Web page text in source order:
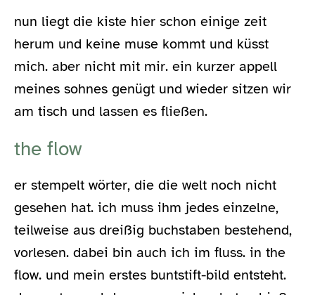
nun liegt die kiste hier schon einige zeit
herum und keine muse kommt und küsst
mich. aber nicht mit mir. ein kurzer appell
meines sohnes genügt und wieder sitzen wir
am tisch und lassen es fließen.
the flow
er stempelt wörter, die die welt noch nicht
gesehen hat. ich muss ihm jedes einzelne,
teilweise aus dreißig buchstaben bestehend,
vorlesen. dabei bin auch ich im fluss. in the
flow. und mein erstes buntstift-bild entsteht.